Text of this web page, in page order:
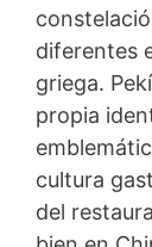
diferentes
griega.
propia
cultura
del